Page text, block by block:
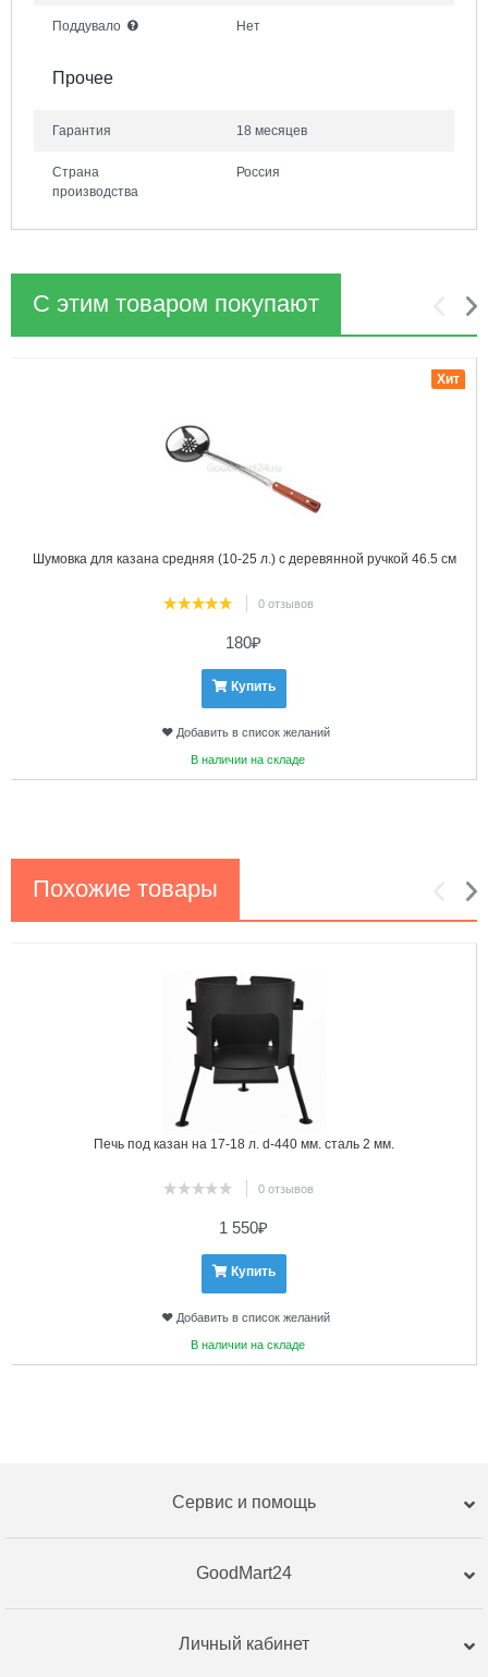
Поддувало Нет
Прочее
Гарантия 18 месяцев
Страна
производства
Россия
С этим товаром покупают
Шумовка для казана средняя (10-25 л.) с деревянной ручкой 46.5 см
0 отзывов
Хит
180₽
Купить
Добавить в список желаний
В наличии на складе
Похожие товары
Печь под казан на 17-18 л. d-440 мм. сталь 2 мм.
0 отзывов
1 550₽
Купить
Добавить в список желаний
В наличии на складе
Сервис и помощь
GoodMart24
Личный кабинет